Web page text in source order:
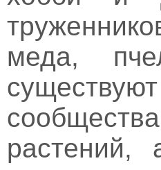
меда,